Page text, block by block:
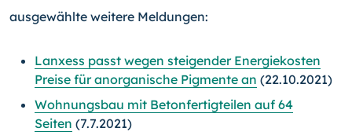
ausgewählte weitere Meldungen:
Lanxess passt wegen steigender Energiekosten
Preise für anorganische Pigmente an (22.10.2021)
Wohnungsbau mit Betonfertigteilen auf 64
Seiten (7.7.2021)